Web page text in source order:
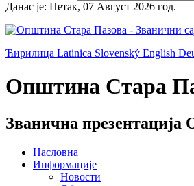
Данас је: Петак, 07 Август 2026 год.
Ћирилица Latinica Slovenský English
Општина Стара
Званична
Насловна
Информације
Новости